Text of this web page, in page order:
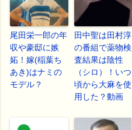
尾田栄一郎の年
収や豪邸に嫉
妬！嫁(稲葉ち
あき)はナミの
モデル？
田中聖は田村淳
の番組で薬物検
査結果は陰性
（シロ）！いつ
頃から大麻を使
用した？動画